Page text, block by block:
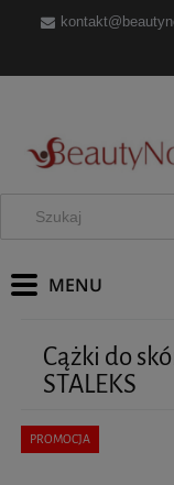
Cążki do
STALEKS
PROMOCJA